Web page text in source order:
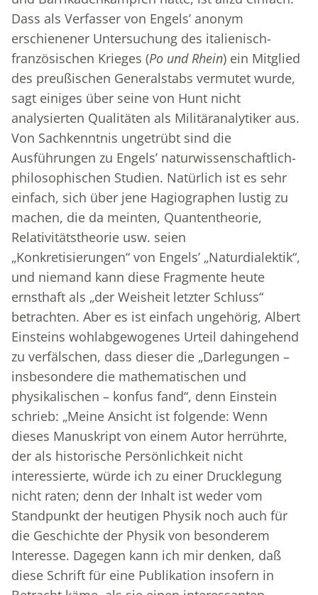
Dass als Verfasser von Engels’ anonym
erschienener Untersuchung des italienisch-
französischen Krieges (Po und Rhein) ein Mitglied
des preußischen Generalstabs vermutet wurde,
sagt einiges über seine von Hunt nicht
analysierten Qualitäten als Militäranalytiker aus.
Von Sachkenntnis ungetrübt sind die
Ausführungen zu Engels’ naturwissenschaftlich-
philosophischen Studien. Natürlich ist es sehr
einfach, sich über jene Hagiographen lustig zu
machen, die da meinten, Quantentheorie,
Relativitätstheorie usw. seien
„Konkretisierungen“ von Engels’ „Naturdialektik“,
und niemand kann diese Fragmente heute
ernsthaft als „der Weisheit letzter Schluss“
betrachten. Aber es ist einfach ungehörig, Albert
Einsteins wohlabgewogenes Urteil dahingehend
zu verfälschen, dass dieser die „Darlegungen –
insbesondere die mathematischen und
physikalischen – konfus fand“, denn Einstein
schrieb: „Meine Ansicht ist folgende: Wenn
dieses Manuskript von einem Autor herrührte,
der als historische Persönlichkeit nicht
interessierte, würde ich zu einer Drucklegung
nicht raten; denn der Inhalt ist weder vom
Standpunkt der heutigen Physik noch auch für
die Geschichte der Physik von besonderem
Interesse. Dagegen kann ich mir denken, daß
diese Schrift für eine Publikation insofern in